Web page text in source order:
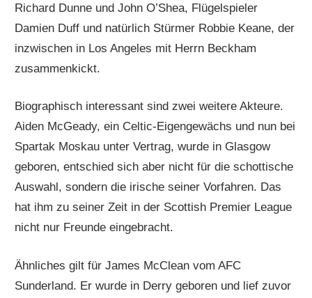
Richard Dunne und John O’Shea, Flügelspieler
Damien Duff und natürlich Stürmer Robbie Keane, der
inzwischen in Los Angeles mit Herrn Beckham
zusammenkickt.
Biographisch interessant sind zwei weitere Akteure.
Aiden McGeady, ein Celtic-Eigengewächs und nun bei
Spartak Moskau unter Vertrag, wurde in Glasgow
geboren, entschied sich aber nicht für die schottische
Auswahl, sondern die irische seiner Vorfahren. Das
hat ihm zu seiner Zeit in der Scottish Premier League
nicht nur Freunde eingebracht.
Ähnliches gilt für James McClean vom AFC
Sunderland. Er wurde in Derry geboren und lief zuvor